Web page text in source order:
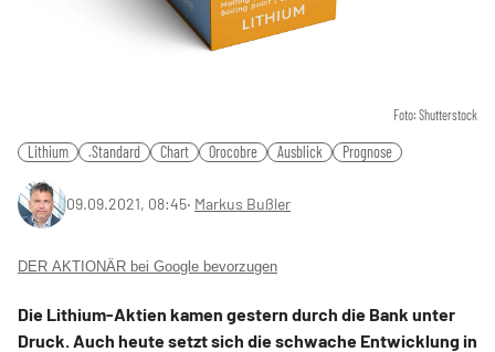
Foto: Shutterstock
Lithium .Standard Chart Orocobre Ausblick Prognose
09.09.2021, 08:45‧ Markus Bußler
DER AKTIONÄR bei Google bevorzugen
Die Lithium-Aktien kamen gestern durch die Bank unter
Druck. Auch heute setzt sich die schwache Entwicklung in